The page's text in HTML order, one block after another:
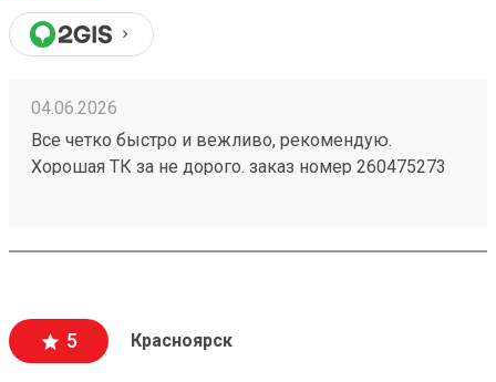
04.06.2026
Все четко быстро и вежливо, рекомендую.
Хорошая ТК за не дорого. заказ номер 260475273
5 Красноярск